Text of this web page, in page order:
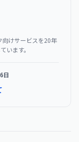
向けサービスを20年
います。
日